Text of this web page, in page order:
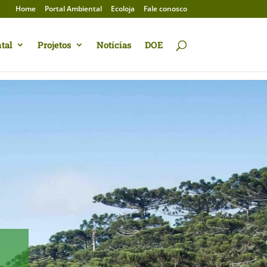
Home Portal Ambiental Ecoloja Fale conosco
Projetos Notícias DOE